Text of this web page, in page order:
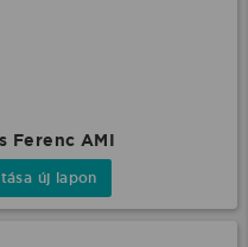
Ferenc AMI
új lapon